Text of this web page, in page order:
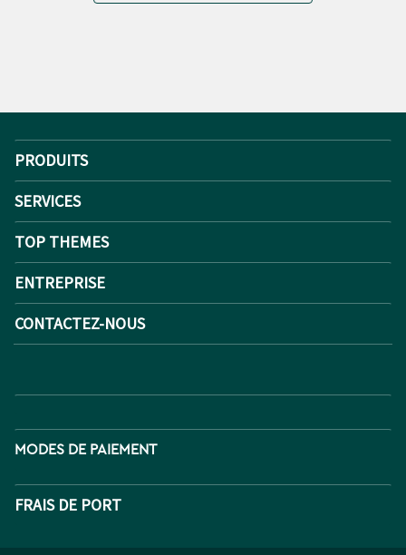
PRODUITS
SERVICES
TOP THEMES
ENTREPRISE
CONTACTEZ-NOUS
MODES DE PAIEMENT
FRAIS DE PORT